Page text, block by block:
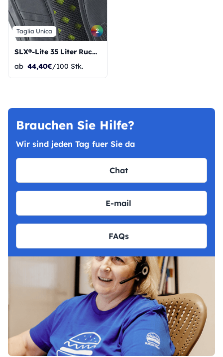
Taglia Unica 2
SLX®-Lite 35 Liter Rucksack
ab 44,40€/100 Stk.
Brauchen Sie Hilfe?
Wir sind jeden Tag fuer Sie da
Chat
E-mail
FAQs